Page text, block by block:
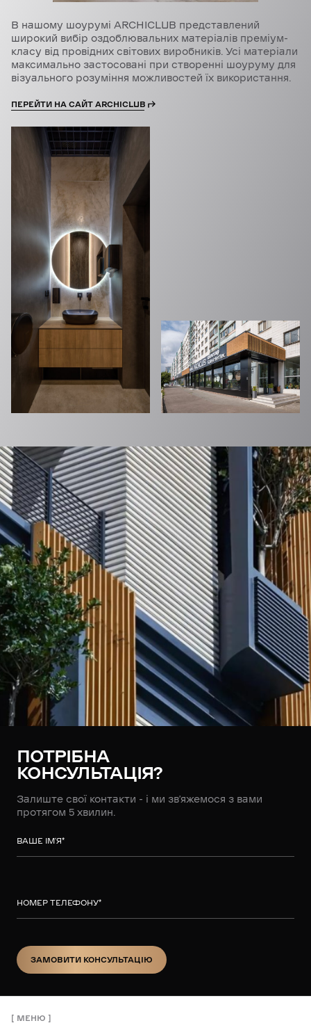
В нашому шоурумі ARCHICLUB представлений
широкий вибір оздоблювальних матеріалів преміум-
класу від провідних світових виробників. Усі матеріали
максимально застосовані при створенні шоуруму для
візуального розуміння можливостей їх використання.
ПЕРЕЙТИ НА САЙТ ARCHICLUB
ПОТРІБНА
КОНСУЛЬТАЦІЯ?
Залиште свої контакти - і ми зв’яжемося з вами
протягом 5 хвилин.
ВАШЕ ІМ’Я*
НОМЕР ТЕЛЕФОНУ*
ЗАМОВИТИ КОНСУЛЬТАЦІЮ
МЕНЮ